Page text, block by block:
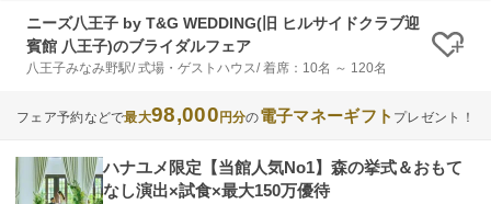
ニーズ八王子 by T&G WEDDING(旧 ヒルサイドクラブ迎
賓館 八王子)のブライダルフェア
八王子みなみ野駅/ 式場・ゲストハウス/ 着席：10名 ～ 120名 ク
フェア予約などで最大98,000円分の電子マネーギフト プレゼント！
ハナユメ限定【当館人気No1】森の挙式＆おもて
なし演出×試食×最大150万優待